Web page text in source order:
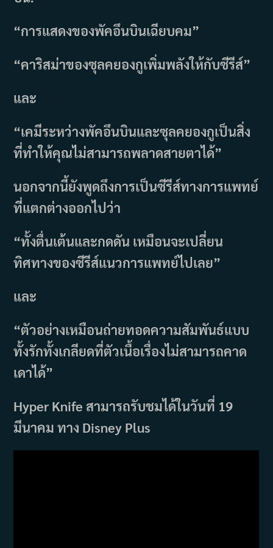
“การแสดงของพัคอึนบินเฉียบคม”
“คาริสม่าของซุลคยองกูเพิ่มพลังให้กับซีรีส์”
และ
“เคมีระหว่างพัคอึนบินและซุลคยองกูเป็นสิ่ง
ที่ทำให้คุณไม่สามารถพลาดสายตาได้”
นอกจากนี้ยังพูดถึงการเป็นซีรีส์ทางการแพทย์
ที่แตกต่างออกไปว่า
“ทั้งตื่นเต้นและกดดัน เหมือนจะเปลี่ยน
ทิศทางของซีรีส์แนวการแพทย์ไปเลย”
และ
“ตัวอย่างเหมือนถ่ายทอดความสัมพันธ์แบบ
ทั้งรักทั้งเกลียดที่ตัวเนื้อเรื่องไม่สามารถคาด
เดาได้”
Hyper Knife สามารถรับชมได้ในวันที่ 19
มีนาคม ทาง Disney Plus